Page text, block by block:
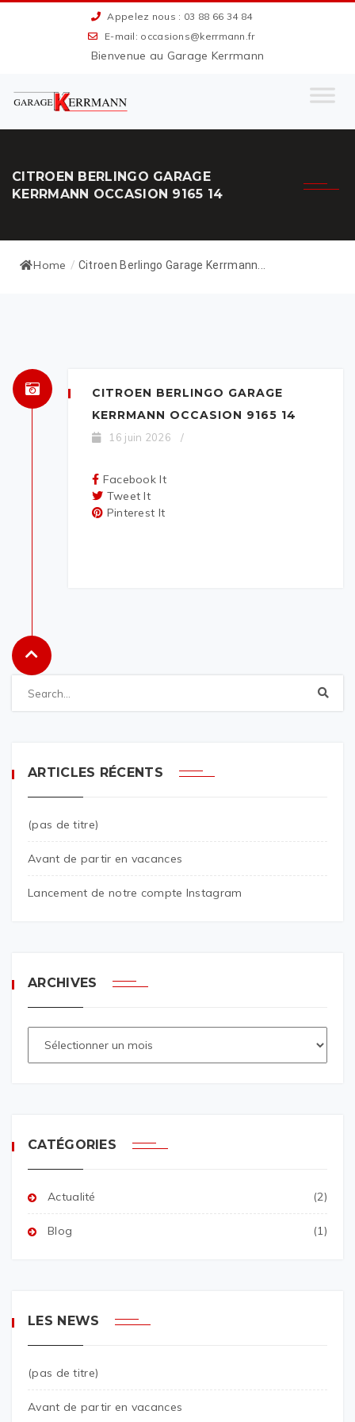
Appelez nous : 03 88 66 34 84
E-mail: occasions@kerrmann.fr
Bienvenue au Garage Kerrmann
CITROEN BERLINGO GARAGE
KERRMANN OCCASION 9165 14
Home / Citroen Berlingo Garage Kerrmann...
CITROEN BERLINGO GARAGE
KERRMANN OCCASION 9165 14
16 juin 2026 /
Facebook It
Tweet It
Pinterest It
ARTICLES RÉCENTS
(pas de titre)
Avant de partir en vacances
Lancement de notre compte Instagram
ARCHIVES
CATÉGORIES
Actualité (2)
Blog (1)
LES NEWS
(pas de titre)
Avant de partir en vacances